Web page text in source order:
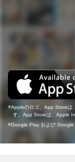
Appleのロゴ、App Storeは
す。App Storeは、Apple
Google Play および Google